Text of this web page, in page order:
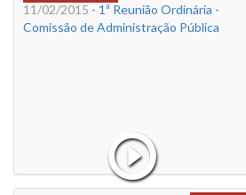
11/02/2015 - 1ª Reunião Ordinária -
Comissão de Administração Pública